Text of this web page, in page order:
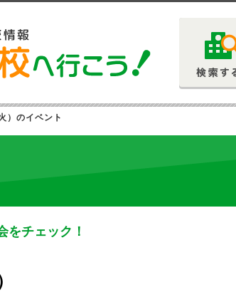
）のイベント
をチェック！